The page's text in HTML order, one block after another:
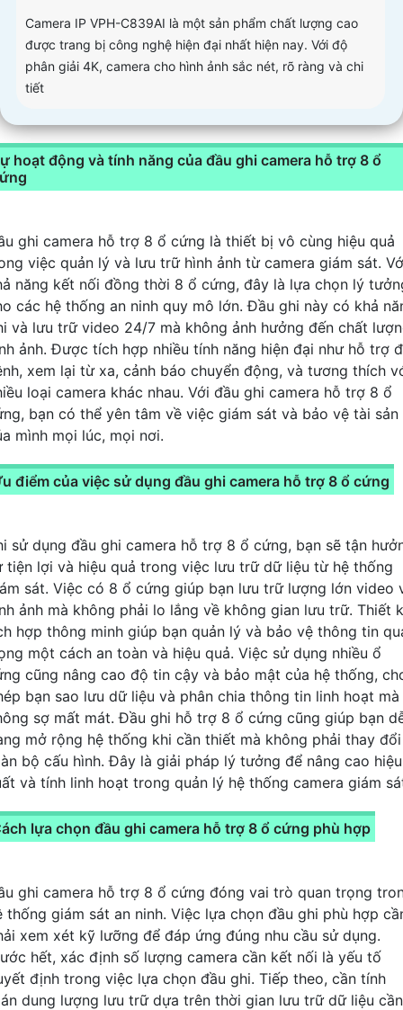
Camera IP VPH-C839AI là một sản phẩm chất lượng cao
được trang bị công nghệ hiện đại nhất hiện nay. Với độ
phân giải 4K, camera cho hình ảnh sắc nét, rõ ràng và chi
tiết
hoạt động và tính năng của đầu ghi camera hỗ trợ 8 ổ
ghi camera hỗ trợ 8 ổ cứng là thiết bị vô cùng hiệu quả
việc quản lý và lưu trữ hình ảnh từ camera giám sát.
năng kết nối đồng thời 8 ổ cứng, đây là lựa chọn lý
các hệ thống an ninh quy mô lớn. Đầu ghi này có khả
và lưu trữ video 24/7 mà không ảnh hưởng đến chất
ảnh. Được tích hợp nhiều tính năng hiện đại như hỗ trợ
xem lại từ xa, cảnh báo chuyển động, và tương thích
loại camera khác nhau. Với đầu ghi camera hỗ trợ 8 ổ
bạn có thể yên tâm về việc giám sát và bảo vệ tài sản
mình mọi lúc, mọi nơi.
điểm của việc sử dụng đầu ghi camera hỗ trợ 8 ổ cứng
sử dụng đầu ghi camera hỗ trợ 8 ổ cứng, bạn sẽ tận
tiện lợi và hiệu quả trong việc lưu trữ dữ liệu từ hệ thống
sát. Việc có 8 ổ cứng giúp bạn lưu trữ lượng lớn video
ảnh mà không phải lo lắng về không gian lưu trữ. Thiết
hợp thông minh giúp bạn quản lý và bảo vệ thông tin
một cách an toàn và hiệu quả. Việc sử dụng nhiều ổ
cũng nâng cao độ tin cậy và bảo mật của hệ thống,
bạn sao lưu dữ liệu và phân chia thông tin linh hoạt mà
sợ mất mát. Đầu ghi hỗ trợ 8 ổ cứng cũng giúp bạn
mở rộng hệ thống khi cần thiết mà không phải thay đổi
bộ cấu hình. Đây là giải pháp lý tưởng để nâng cao hiệu
và tính linh hoạt trong quản lý hệ thống camera giám
lựa chọn đầu ghi camera hỗ trợ 8 ổ cứng phù hợp
ghi camera hỗ trợ 8 ổ cứng đóng vai trò quan trọng
thống giám sát an ninh. Việc lựa chọn đầu ghi phù hợp
xem xét kỹ lưỡng để đáp ứng đúng nhu cầu sử dụng.
hết, xác định số lượng camera cần kết nối là yếu tố
định trong việc lựa chọn đầu ghi. Tiếp theo, cần tính
dung lượng lưu trữ dựa trên thời gian lưu trữ dữ liệu cần